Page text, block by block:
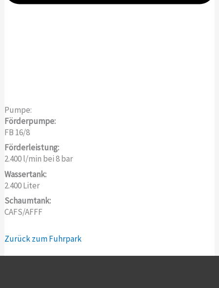
Pumpe:
Förderpumpe:
FB 16/8
Förderleistung:
2.400 l/min bei 8 bar
Wassertank:
2.400 Liter
Schaumtank:
CAFS/AFFF
Zurück zum Fuhrpark